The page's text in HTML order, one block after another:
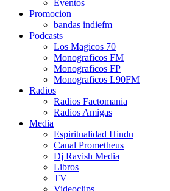
Eventos
Promocion
bandas indiefm
Podcasts
Los Magicos 70
Monograficos FM
Monograficos FP
Monograficos L90FM
Radios
Radios Factomania
Radios Amigas
Media
Espiritualidad Hindu
Canal Prometheus
Dj Ravish Media
Libros
TV
Videoclips